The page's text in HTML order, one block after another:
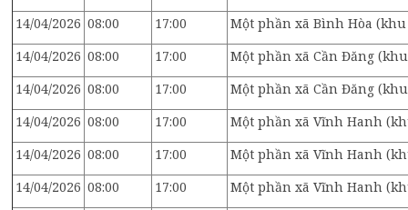
14/04/2026 08:00 17:00
Một phần xã Bình Hòa (khu
14/04/2026 08:00 17:00
Một phần xã Cần Đăng
14/04/2026 08:00 17:00
Một phần xã Cần Đăng
14/04/2026 08:00 17:00
Một phần xã Vĩnh Hanh
14/04/2026 08:00 17:00
Một phần xã Vĩnh Hanh
14/04/2026 08:00 17:00
Một phần xã Vĩnh Hanh